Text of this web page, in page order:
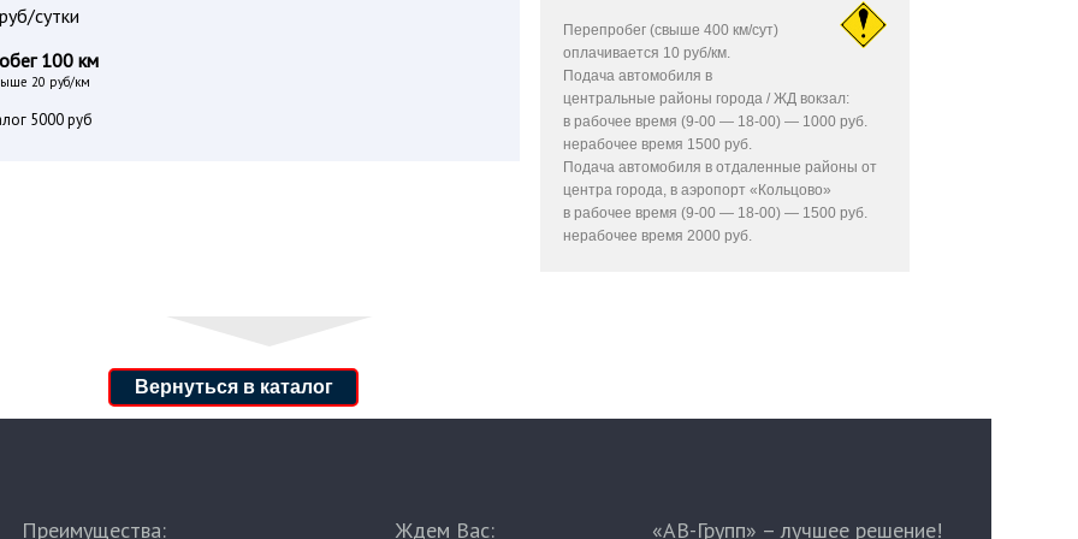
руб/сутки
100 км
20 руб/км
5000 руб
Перепробег (свыше 400 км/сут)
оплачивается 10 руб/км.
Подача автомобиля в
центральные районы города / ЖД вокзал:
в рабочее время (9-00 — 18-00) — 1000 руб.
нерабочее время 1500 руб.
Подача автомобиля в отдаленные районы от
центра города, в аэропорт «Кольцово»
в рабочее время (9-00 — 18-00) — 1500 руб.
нерабочее время 2000 руб.
Вернуться в каталог
Преимущества: Ждем Вас: «АВ-Групп» – лучшее решение!